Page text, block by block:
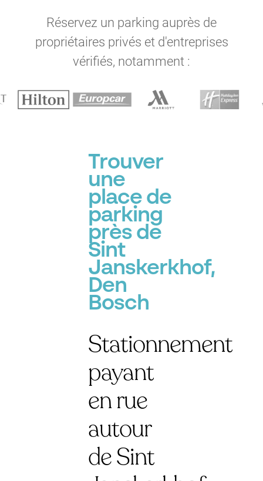
Réservez un parking auprès de
propriétaires privés et d'entreprises
vérifiés, notamment :
Trouver
une
place de
parking
près de
Sint
Janskerkhof,
Den
Bosch
Stationnement
payant
en rue
autour
de Sint